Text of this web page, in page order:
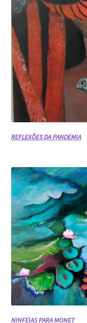
REFLEXÕES DA PANDEMIA
NINFEIAS PARA MONET